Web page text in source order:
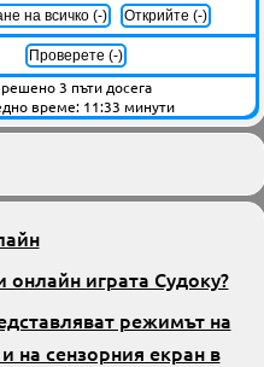
онлайн играта Судоку?
режимът на
на сензорния екран в
на всичко (-) Открийте (-)
решено 3 пъти досега
време: 11:33 минути